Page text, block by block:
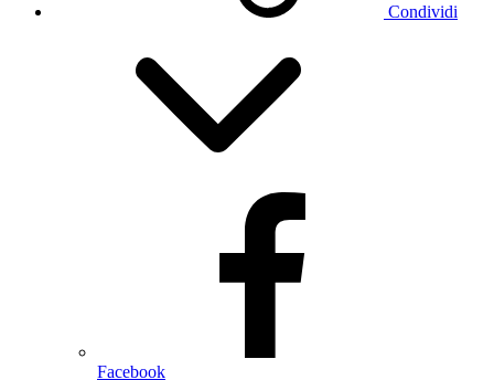
Condividi
Facebook